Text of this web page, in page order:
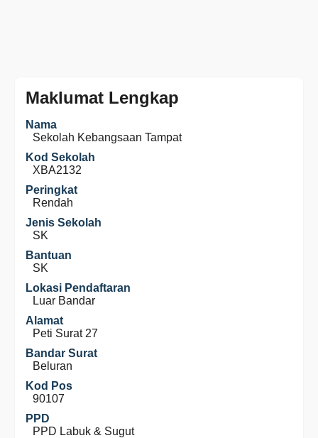
Maklumat Lengkap
Nama
Sekolah Kebangsaan Tampat
Kod Sekolah
XBA2132
Peringkat
Rendah
Jenis Sekolah
SK
Bantuan
SK
Lokasi Pendaftaran
Luar Bandar
Alamat
Peti Surat 27
Bandar Surat
Beluran
Kod Pos
90107
PPD
PPD Labuk & Sugut